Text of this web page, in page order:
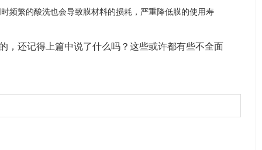
频繁的酸洗也会导致膜材料的损耗，严重降低膜的使用寿
，还记得上篇中说了什么吗？这些或许都有些不全面